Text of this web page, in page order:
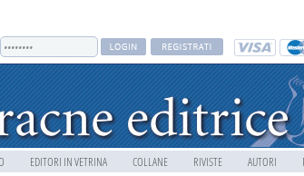
EDITORI IN VETRINA COLLANE RIVISTE AUTORI